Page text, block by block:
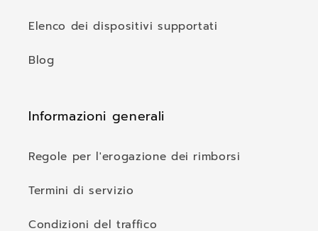
Elenco dei dispositivi supportati
Blog
Informazioni generali
Regole per l'erogazione dei rimborsi
Termini di servizio
Condizioni del traffico